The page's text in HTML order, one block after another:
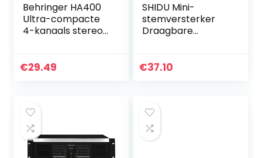
Behringer HA400
Ultra-compacte
4-kanaals stereo-
€29.49
SHIDU Mini-
stemversterker
Draagbare
luidspreker met
1800mAh PA-
systeem
Ondersteunt MP3-
€37.10